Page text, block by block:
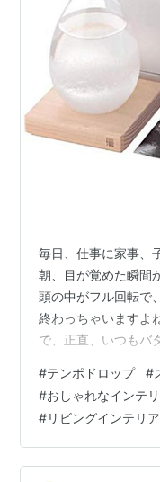
毎日、仕事に家事、
朝、目が覚めた瞬間
頭の中がフル回転で
終わっちゃいますよ
で、正直、いつもバ
間はないでしょうか
い。 「置いておくだ
自身、そんな忙しい
らしを諦めたくない
リビングに迎え入れ
#テンポドロップ #
#おしゃれなインテ
#リビングインテリア